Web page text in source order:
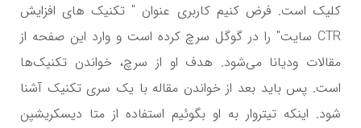
کلیک است. فرض کنیم کاربری عنوان " تکنیک های افزایش
CTR سایت" را در گوگل سرچ کرده است و وارد این صفحه از
مقالات ودیانا می‌شود. هدف او از سرچ، خواندن تکنیک‌ها
است. پس باید بعد از خواندن مقاله با یک سری تکنیک آشنا
شود. اینکه تیتروار به او بگوئیم استفاده از متا دیسکریشپن